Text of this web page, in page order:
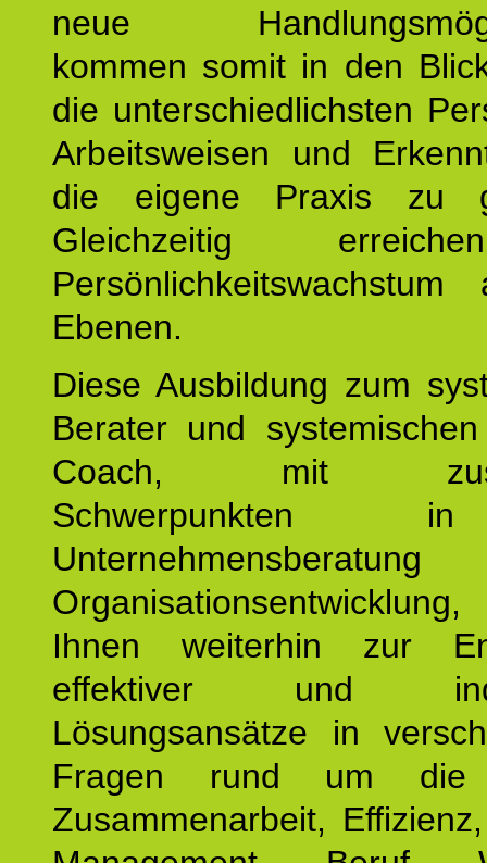
neue
kommen somit in den
die unterschiedlichsten
Arbeitsweisen und
die eigene Praxis zu
Gleichzeitig
Ebenen.
Diese Ausbildung zum
Berater und
Coach, mit
Schwerpunkten
Ihnen weiterhin zur
effektiver und
Lösungsansätze in
Fragen rund um die
Zusammenarbeit,